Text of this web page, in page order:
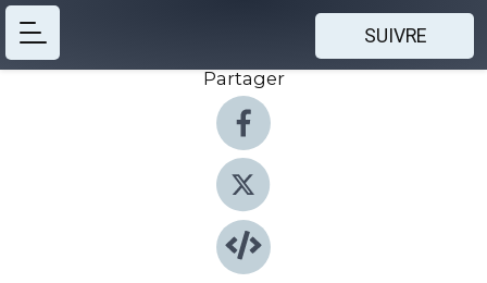
SUIVRE
Partager